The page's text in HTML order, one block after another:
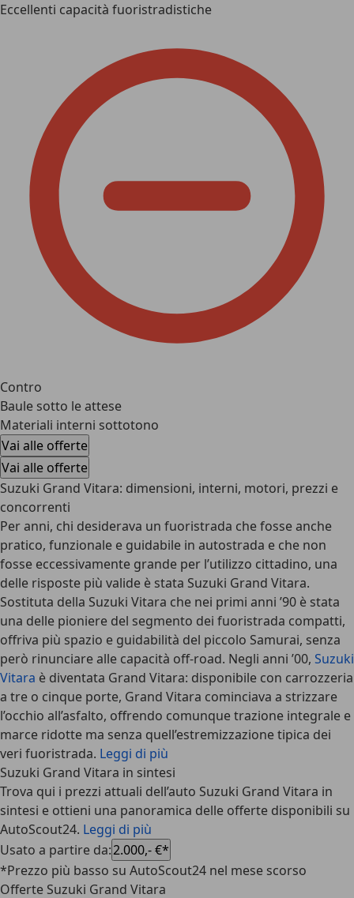
Eccellenti capacità fuoristradistiche
Contro
Baule sotto le attese
Materiali interni sottotono
Vai alle offerte
Vai alle offerte
Suzuki Grand Vitara: dimensioni, interni, motori, prezzi e
concorrenti
Per anni, chi desiderava un fuoristrada che fosse anche
pratico, funzionale e guidabile in autostrada e che non
fosse eccessivamente grande per l’utilizzo cittadino, una
delle risposte più valide è stata Suzuki Grand Vitara.
Sostituta della Suzuki Vitara che nei primi anni ’90 è stata
una delle pioniere del segmento dei fuoristrada compatti,
offriva più spazio e guidabilità del piccolo Samurai, senza
però rinunciare alle capacità off-road. Negli anni ’00, Suzuki
Vitara è diventata Grand Vitara: disponibile con carrozzeria
a tre o cinque porte, Grand Vitara cominciava a strizzare
l’occhio all’asfalto, offrendo comunque trazione integrale e
marce ridotte ma senza quell’estremizzazione tipica dei
veri fuoristrada. Leggi di più
Suzuki Grand Vitara in sintesi
Trova qui i prezzi attuali dell’auto Suzuki Grand Vitara in
sintesi e ottieni una panoramica delle offerte disponibili su
AutoScout24. Leggi di più
Usato a partire da:2.000,- €*
*Prezzo più basso su AutoScout24 nel mese scorso
Offerte Suzuki Grand Vitara